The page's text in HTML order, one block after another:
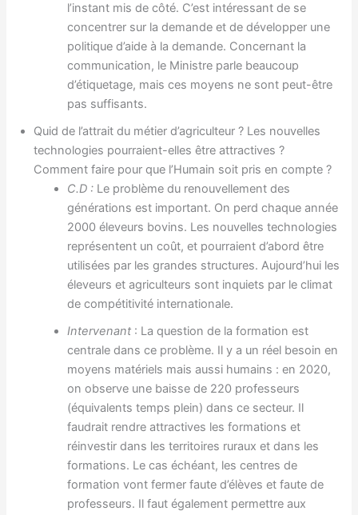
l’instant mis de côté. C’est intéressant de se
concentrer sur la demande et de développer une
politique d’aide à la demande. Concernant la
communication, le Ministre parle beaucoup
d’étiquetage, mais ces moyens ne sont peut-être
pas suffisants.
Quid de l’attrait du métier d’agriculteur ? Les nouvelles
technologies pourraient-elles être attractives ?
Comment faire pour que l’Humain soit pris en compte ?
C.D : Le problème du renouvellement des
générations est important. On perd chaque année
2000 éleveurs bovins. Les nouvelles technologies
représentent un coût, et pourraient d’abord être
utilisées par les grandes structures. Aujourd’hui les
éleveurs et agriculteurs sont inquiets par le climat
de compétitivité internationale.
Intervenant : La question de la formation est
centrale dans ce problème. Il y a un réel besoin en
moyens matériels mais aussi humains : en 2020,
on observe une baisse de 220 professeurs
(équivalents temps plein) dans ce secteur. Il
faudrait rendre attractives les formations et
réinvestir dans les territoires ruraux et dans les
formations. Le cas échéant, les centres de
formation vont fermer faute d’élèves et faute de
professeurs. Il faut également permettre aux